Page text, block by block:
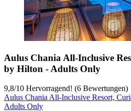
Aulus Chania All-Inclusive
by Hilton - Adults Only
9,8/10 Hervorragend! (6 Bewertungen)
Aulus Chania All-Inclusive Resort,
Adults Only